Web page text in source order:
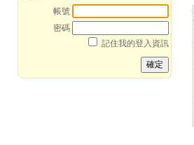
帳號
密碼
記住我的登入資訊